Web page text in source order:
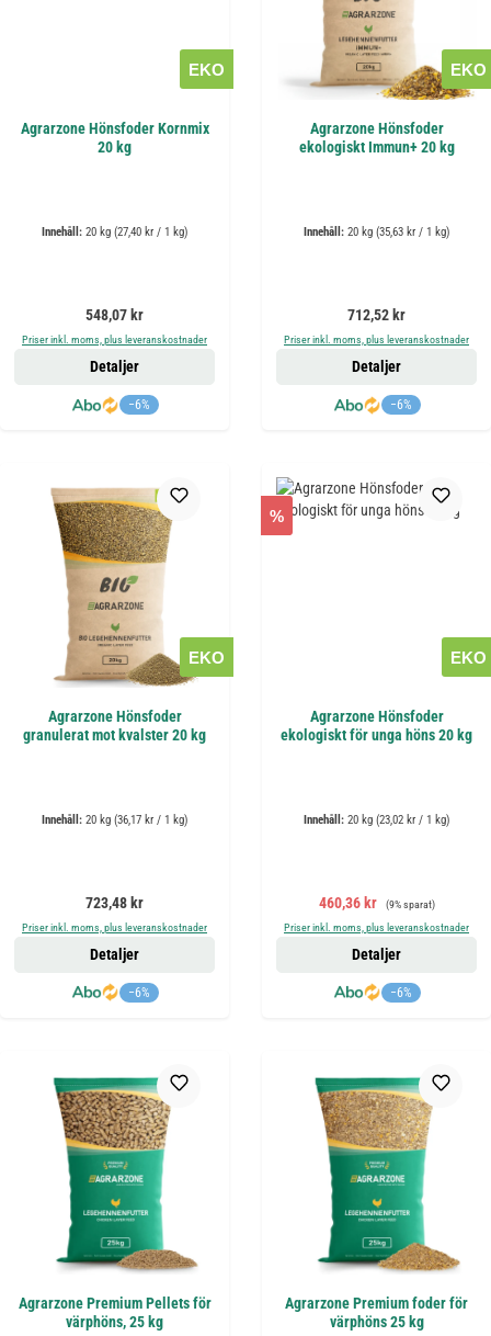
EKO
Agrarzone Hönsfoder Kornmix
20 kg
Innehåll: 20 kg (27,40 kr / 1 kg)
Ordinarie pris:
548,07 kr
Priser inkl. moms, plus leveranskostnader
−6%
Detaljer
EKO
Agrarzone Hönsfoder
ekologiskt Immun+ 20 kg
Innehåll: 20 kg (35,63 kr / 1 kg)
Ordinarie pris:
712,52 kr
Priser inkl. moms, plus leveranskostnader
−6%
Detaljer
EKO
Agrarzone Hönsfoder
granulerat mot kvalster 20 kg
Innehåll: 20 kg (36,17 kr / 1 kg)
Ordinarie pris:
723,48 kr
Priser inkl. moms, plus leveranskostnader
−6%
Detaljer
%
EKO
Agrarzone Hönsfoder
ekologiskt för unga höns 20 kg
Innehåll: 20 kg (23,02 kr / 1 kg)
Försäljningspris:
460,36 kr Ordinarie pris:
(9% sparat)
Priser inkl. moms, plus leveranskostnader
−6%
Detaljer
Agrarzone Premium Pellets för
värphöns, 25 kg
Agrarzone Premium foder för
värphöns 25 kg